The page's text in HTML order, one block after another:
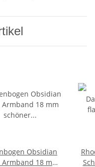
Obsidian
Armband 18 mm